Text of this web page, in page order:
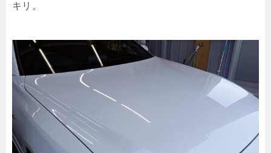
キリ。